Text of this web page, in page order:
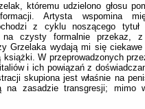
któremu udzielono głosu
Artysta wspomina
z cyklu noszącego
na czysty formalnie przekaz,
Grzelaka wydają mi się
W przeprowadzonych
i ich powiązań z
skupiona jest właśnie na
na zasadzie transgresji; mimo